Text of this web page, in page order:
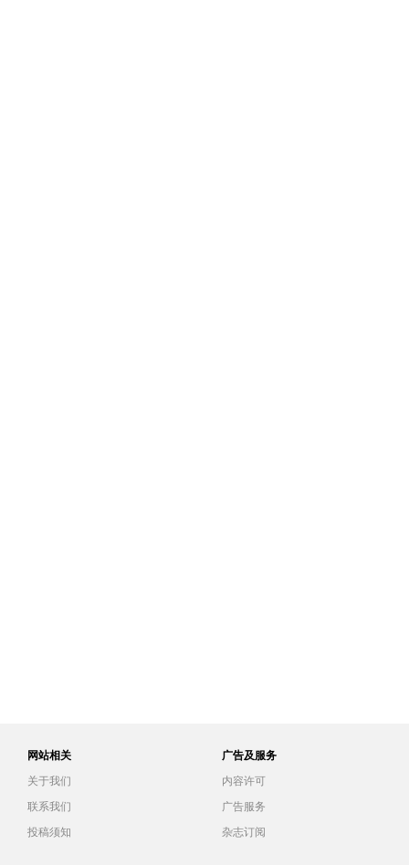
网站相关
关于我们
联系我们
投稿须知
广告及服务
内容许可
广告服务
杂志订阅